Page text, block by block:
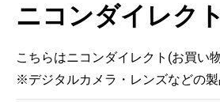
ニコンダイレク
こちらはニコンダイレクト(お買い
※デジタルカメラ・レンズなどの